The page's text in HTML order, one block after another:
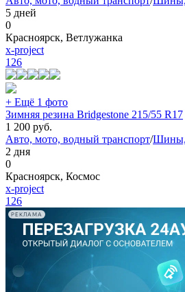
5 дней
0
Красноярск, Ветлужанка
x-project
126
+ Ещё 1 фото
Зимняя резина Bridgestone 215/55 R17
1 200 руб.
Авто, мото, водный транспорт/Шины,
2 дня
0
Красноярск, Космос
x-project
126
РЕКЛАМА